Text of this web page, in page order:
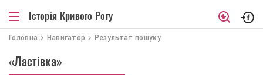
Історія Кривого Рогу
Головна Навигатор Результат пошуку
«Ластівка»